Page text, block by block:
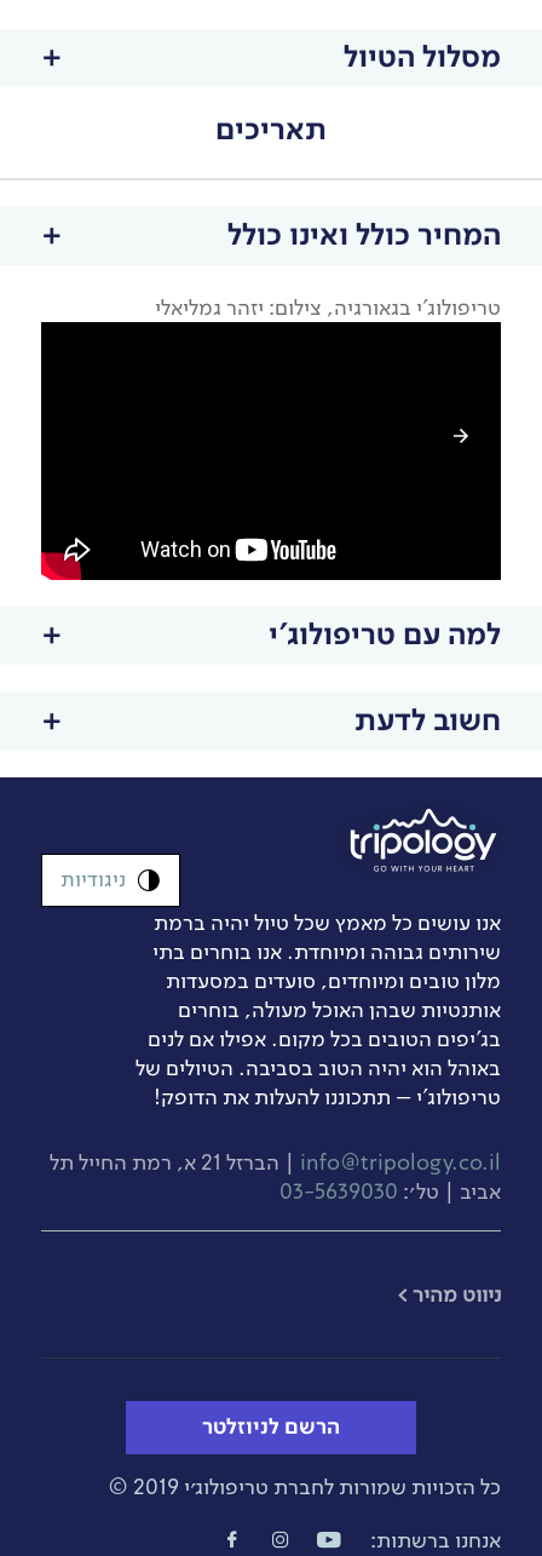
מסלול הטיול
תאריכים
המחיר כולל ואינו כולל
טריפולוג'י בגאורגיה, צילום: יזהר גמליאלי
למה עם טריפולוג'י
חשוב לדעת
אנו עושים כל מאמץ שכל טיול יהיה ברמת
שירותים גבוהה ומיוחדת. אנו בוחרים בתי
מלון טובים ומיוחדים, סועדים במסעדות
אותנטיות שבהן האוכל מעולה, בוחרים
בג’יפים הטובים בכל מקום. אפילו אם לנים
באוהל הוא יהיה הטוב בסביבה. הטיולים של
טריפולוג'י – תתכוננו להעלות את הדופק!
info@tripology.co.il
| הברזל 21 א, רמת החייל תל
אביב | טל׳: 03-5639030
ניגודיות
​ניווט מהיר >
הרשם לניוזלטר
כל הזכויות שמורות לחברת טריפולוג׳י 2019 ©
אנחנו ברשתות: